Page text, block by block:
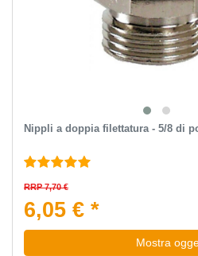
Nippli a doppia filettatura - 5/8 di
RRP 7,70 €
6,05 € *
Mostra